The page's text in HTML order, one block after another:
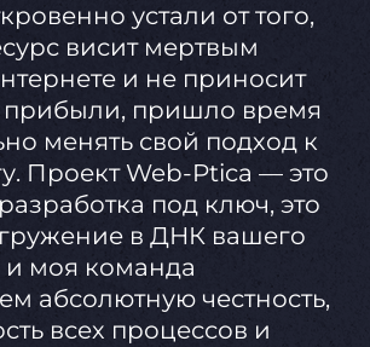
устали от того,
висит мертвым
и не приносит
пришло время
менять свой подход к
Проект Web-Ptica — это
под ключ, это
в ДНК вашего
и моя команда
абсолютную честность,
всех процессов и